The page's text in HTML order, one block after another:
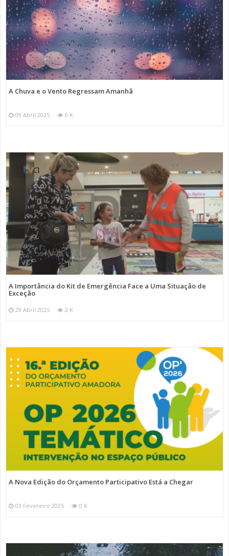
A Chuva e o Vento Regressam Amanhã
09 Abril 2025 0 K
A Importância do Kit de Emergência Face a Uma Situação de
Exceção
29 Abril 2025 2 K
A Nova Edição do Orçamento Participativo Está a Chegar
03 Fevereiro 2025 0 K